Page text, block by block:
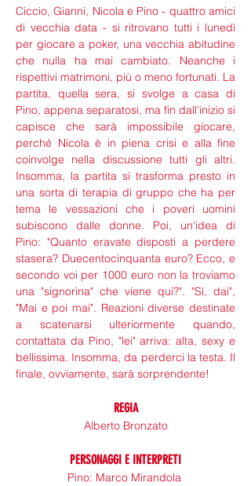
Ciccio, Gianni, Nicola e Pino - quattro amici
di vecchia data - si ritrovano tutti i lunedì
per giocare a poker, una vecchia abitudine
che nulla ha mai cambiato. Neanche i
rispettivi matrimoni, più o meno fortunati. La
partita, quella sera, si svolge a casa di
Pino, appena separatosi, ma fin dall'inizio si
capisce che sarà impossibile giocare,
perché Nicola è in piena crisi e alla fine
coinvolge nella discussione tutti gli altri.
Insomma, la partita si trasforma presto in
una sorta di terapia di gruppo che ha per
tema le vessazioni che i poveri uomini
subiscono dalle donne. Poi, un'idea di
Pino: "Quanto eravate disposti a perdere
stasera? Duecentocinquanta euro? Ecco, e
secondo voi per 1000 euro non la troviamo
una "signorina" che viene qui?". "Sì, dai",
"Mai e poi mai". Reazioni diverse destinate
a scatenarsi ulteriormente quando,
contattata da Pino, "lei" arriva: alta, sexy e
bellissima. Insomma, da perderci la testa. Il
finale, ovviamente, sarà sorprendente!
REGIA
Alberto Bronzato
PERSONAGGI E INTERPRETI
Pino: Marco Mirandola